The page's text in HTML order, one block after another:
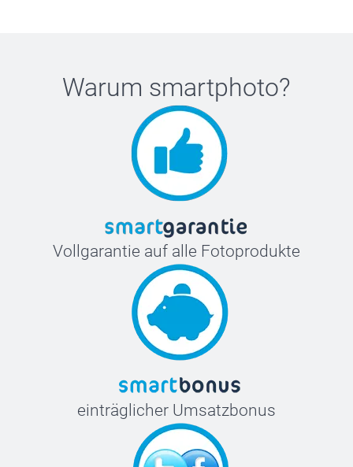
Warum smartphoto?
Vollgarantie auf alle Fotoprodukte
einträglicher Umsatzbonus